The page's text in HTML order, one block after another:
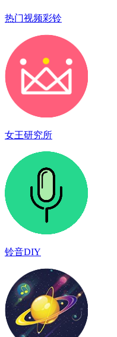
热门视频彩铃
女王研究所
铃音DIY